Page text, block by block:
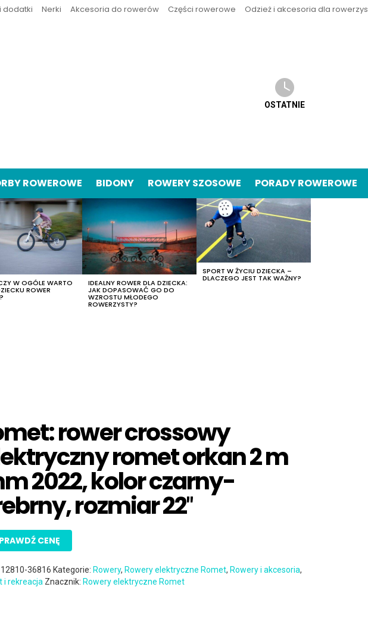
dodatki Nerki Akcesoria do rowerów Części rowerowe Odzież i akcesoria dla
OSTATNIE
ROWEROWE BIDONY ROWERY SZOSOWE PORADY ROWEROWE
W OGÓLE WARTO
ROWER
IDEALNY ROWER DLA DZIECKA:
JAK DOPASOWAĆ GO DO
WZROSTU MŁODEGO
ROWERZYSTY?
SPORT W ŻYCIU DZIECKA –
DLACZEGO JEST TAK WAŻNY?
rower crossowy
romet orkan 2 m
2022, kolor czarny-
rozmiar 22″
CENĘ
12810-36816 Kategorie: Rowery, Rowery elektryczne Romet, Rowery i akcesoria,
i rekreacja Znacznik: Rowery elektryczne Romet